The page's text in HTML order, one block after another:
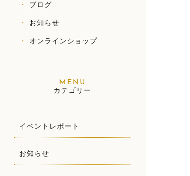
ブログ
お知らせ
オンラインショップ
カテゴリー
イベントレポート
お知らせ